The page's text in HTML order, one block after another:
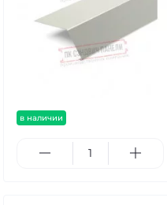
в наличии